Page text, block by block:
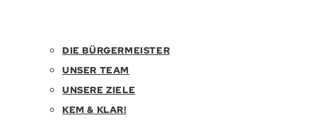
DIE BÜRGERMEISTER
UNSER TEAM
UNSERE ZIELE
KEM & KLAR!